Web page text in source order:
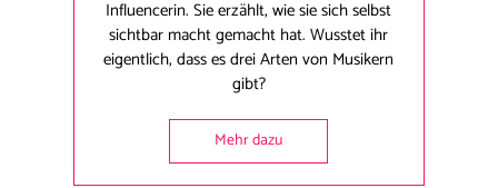
Influencerin. Sie erzählt, wie sie sich selbst
sichtbar macht gemacht hat. Wusstet ihr
eigentlich, dass es drei Arten von Musikern
gibt?
Mehr dazu